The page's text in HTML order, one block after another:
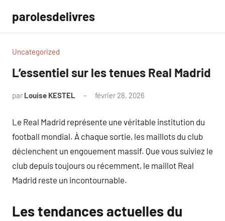
contenu
parolesdelivres
Uncategorized
L’essentiel sur les tenues Real Madrid
par Louise KESTEL février 28, 2026
Le Real Madrid représente une véritable institution du
football mondial. À chaque sortie, les maillots du club
déclenchent un engouement massif. Que vous suiviez le
club depuis toujours ou récemment, le maillot Real
Madrid reste un incontournable.
Les tendances actuelles du